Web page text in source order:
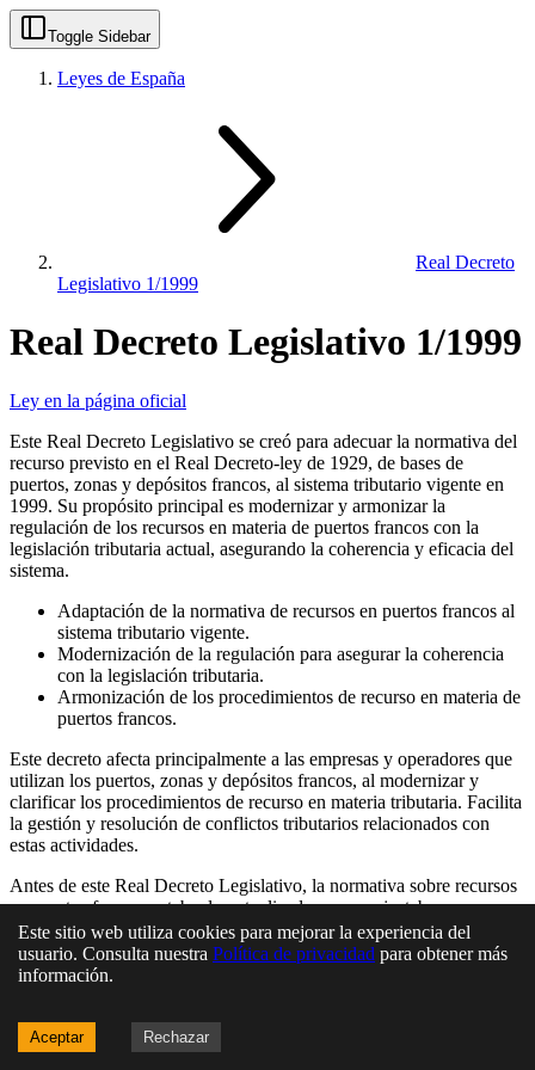
Toggle Sidebar
Leyes de España
Real Decreto
Legislativo 1/1999
Real Decreto Legislativo 1/1999
Ley en la página oficial
Este Real Decreto Legislativo se creó para adecuar la normativa del
recurso previsto en el Real Decreto-ley de 1929, de bases de
puertos, zonas y depósitos francos, al sistema tributario vigente en
1999. Su propósito principal es modernizar y armonizar la
regulación de los recursos en materia de puertos francos con la
legislación tributaria actual, asegurando la coherencia y eficacia del
sistema.
Adaptación de la normativa de recursos en puertos francos al
sistema tributario vigente.
Modernización de la regulación para asegurar la coherencia
con la legislación tributaria.
Armonización de los procedimientos de recurso en materia de
puertos francos.
Este decreto afecta principalmente a las empresas y operadores que
utilizan los puertos, zonas y depósitos francos, al modernizar y
clarificar los procedimientos de recurso en materia tributaria. Facilita
la gestión y resolución de conflictos tributarios relacionados con
estas actividades.
Antes de este Real Decreto Legislativo, la normativa sobre recursos
en puertos francos estaba desactualizada y no se ajustaba
completamente al sistema tributario vigente. Esto podía generar
incertidumbre y dificultades en la aplicación de los recursos.
Este sitio web utiliza cookies para mejorar la experiencia del
usuario. Consulta nuestra Política de privacidad para obtener más
información.
Aceptar Rechazar